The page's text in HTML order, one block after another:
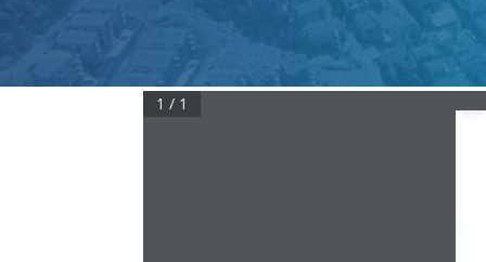
Real 3D Flipbook has lightbox feature -
Click on a book cover to start reading.
1 / 1